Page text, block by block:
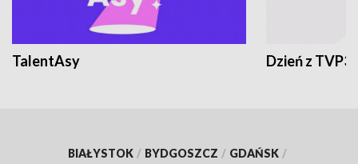
TalentAsy Dzień z TVP3
BIAŁYSTOK / BYDGOSZCZ / GDAŃSK /